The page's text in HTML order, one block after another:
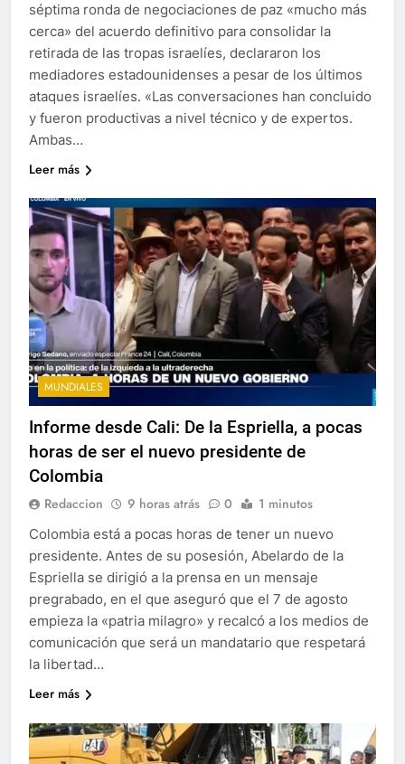
séptima ronda de negociaciones de paz «mucho más
cerca» del acuerdo definitivo para consolidar la
retirada de las tropas israelíes, declararon los
mediadores estadounidenses a pesar de los últimos
ataques israelíes. «Las conversaciones han concluido
y fueron productivas a nivel técnico y de expertos.
Ambas…
Leer más
MUNDIALES
Informe desde Cali: De la Espriella, a pocas
horas de ser el nuevo presidente de
Colombia
Redaccion 9 horas atrás 0 1 minutos
Colombia está a pocas horas de tener un nuevo
presidente. Antes de su posesión, Abelardo de la
Espriella se dirigió a la prensa en un mensaje
pregrabado, en el que aseguró que el 7 de agosto
empieza la «patria milagro» y recalcó a los medios de
comunicación que será un mandatario que respetará
la libertad…
Leer más